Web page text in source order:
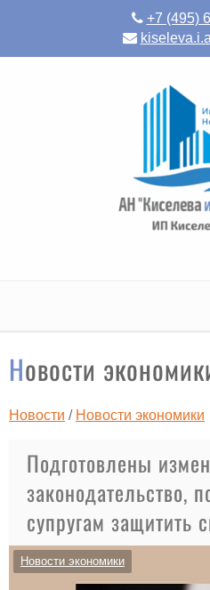
+7 (495)
Новости
Новости / Новости экономики
Подготовлены
законодательство,
супругам защитить
Новости экономики